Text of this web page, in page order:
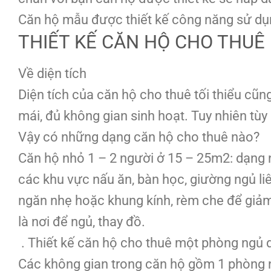
Căn hộ mẫu được thiết kế công năng sử
THIẾT KẾ CĂN HỘ CHO
Về diện tích
Diện tích của căn hộ cho thuê tối thiểu
mái, đủ không gian sinh hoạt. Tuy nhiên
Vậy có những dạng căn hộ cho thuê nào?
Căn hộ nhỏ 1 – 2 người ở 15 – 25m2:
các khu vực nấu ăn, bàn học, giường ngủ
ngăn nhẹ hoặc khung kính, rèm che để
là nơi để ngủ, thay đồ.
. Thiết kế căn hộ cho thuê một phòng ngủ
Các không gian trong căn hộ gồm 1 phòng